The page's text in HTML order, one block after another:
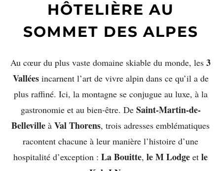
HÔTELIÈRE AU
SOMMET DES ALPES
Au cœur du plus vaste domaine skiable du monde, les 3
Valléesincarnent l’art de vivre alpin dans ce qu’il a de
plus raffiné. Ici, la montagne se conjugue au luxe, à la
gastronomie et au bien-être. De Saint-Martin-de-
Belleville à Val Thorens, trois adresses emblématiques
racontent chacune à leur manière l’histoire d’une
hospitalité d’exception : La Bouitte, le M Lodge et le